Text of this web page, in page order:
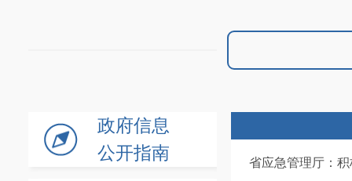
政府信息
公开指南
省应急管理厅：